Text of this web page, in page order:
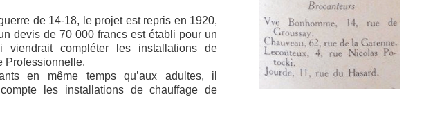
de 14-18, le projet est repris en 1920,
devis de 70 000 francs est établi pour un
viendrait compléter les installations de
Professionnelle.
en même temps qu’aux adultes, il
les installations de chauffage de